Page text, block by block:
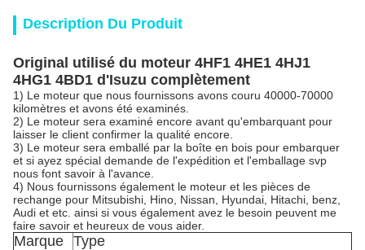
Description Du Produit
Original utilisé du moteur 4HF1 4HE1 4HJ1
4HG1 4BD1 d'Isuzu complètement
1) Le moteur que nous fournissons avons couru 40000-70000
kilomètres et avons été examinés.
2) Le moteur sera examiné encore avant qu'embarquant pour
laisser le client confirmer la qualité encore.
3) Le moteur sera emballé par la boîte en bois pour embarquer
et si ayez spécial demande de l'expédition et l'emballage svp
nous font savoir à l'avance.
4) Nous fournissons également le moteur et les pièces de
rechange pour Mitsubishi, Hino, Nissan, Hyundai, Hitachi, benz,
Audi et etc. ainsi si vous également avez le besoin peuvent me
faire savoir et heureux de vous aider.
Marque Type